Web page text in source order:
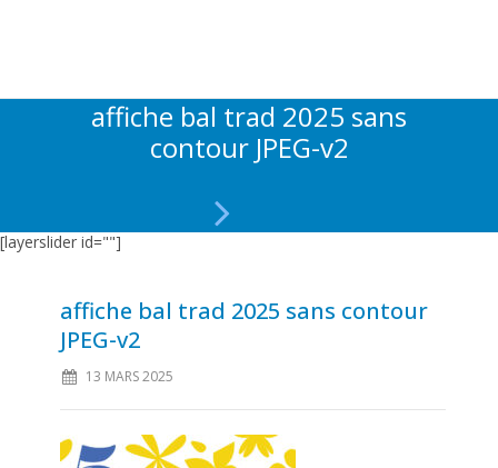
affiche bal trad 2025 sans
contour JPEG-v2
[layerslider id=""]
affiche bal trad 2025 sans contour
JPEG-v2
13 MARS 2025